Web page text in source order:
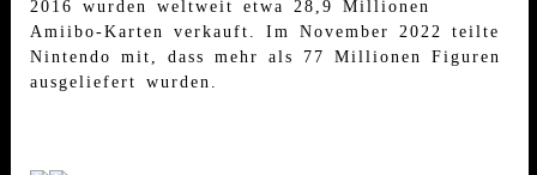
2016 wurden weltweit etwa 28,9 Millionen
Amiibo-Karten verkauft. Im November 2022 teilte
Nintendo mit, dass mehr als 77 Millionen Figuren
ausgeliefert wurden.